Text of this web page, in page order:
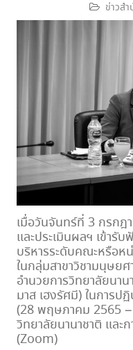
ข่าวส
เมื่อวันจันทร์ที่ 3 กรก
และประเมินผลฯ เข้ารั
บริหารระดับคณะหรือห
ในกลุ่มสาขาวิชามนุษย
อำนวยการวิทยาลัยนา
มาส เฮงรัศมี) ในการป
(28 พฤษภาคม 2565
วิทยาลัยนานาชาติ และ
(Zoom)